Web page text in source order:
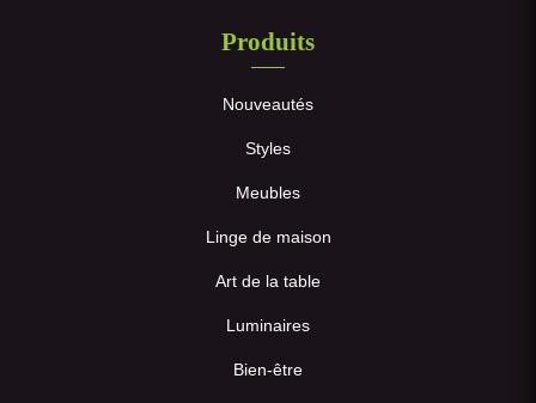
Produits
Nouveautés
Styles
Meubles
Linge de maison
Art de la table
Luminaires
Bien-être